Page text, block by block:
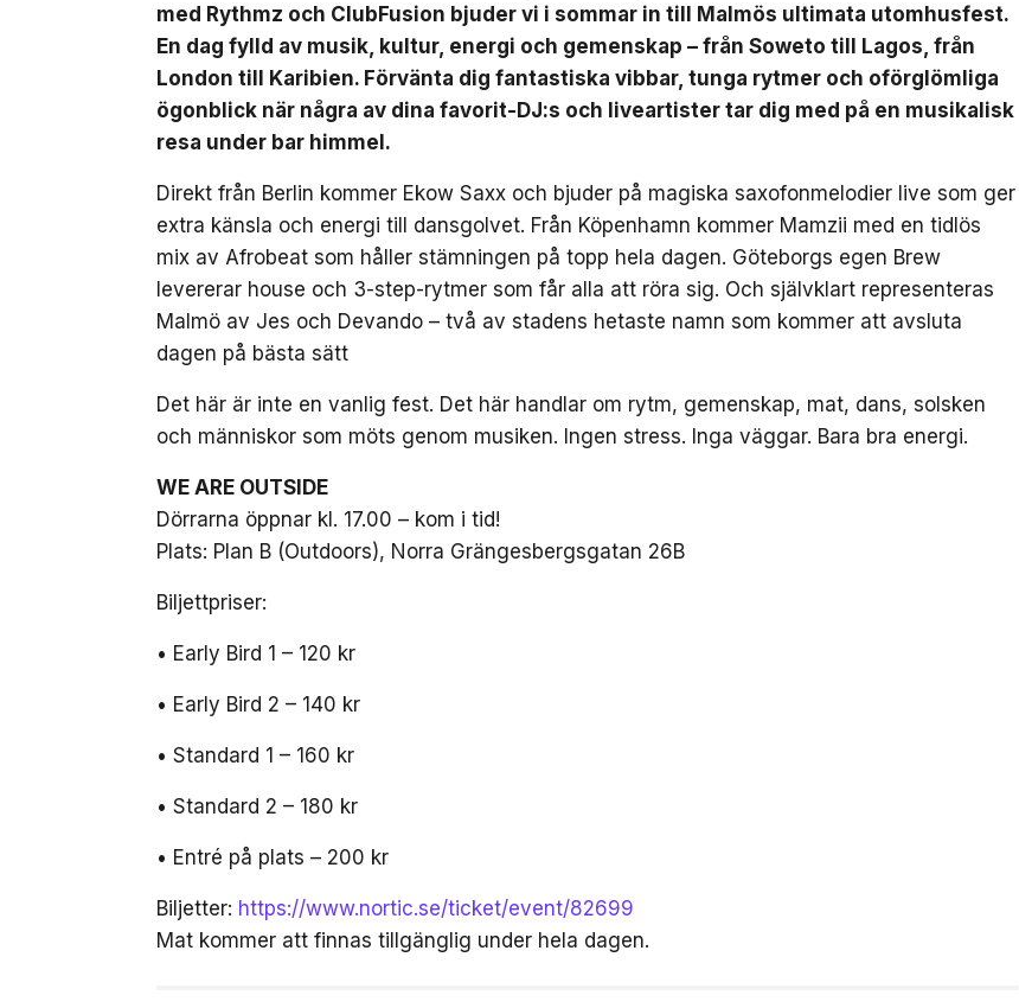
med Rythmz och ClubFusion bjuder vi i sommar in till Malmös ultimata utomhusfest.
En dag fylld av musik, kultur, energi och gemenskap – från Soweto till Lagos, från
London till Karibien. Förvänta dig fantastiska vibbar, tunga rytmer och oförglömliga
ögonblick när några av dina favorit-DJ:s och liveartister tar dig med på en musikalisk
resa under bar himmel.
Direkt från Berlin kommer Ekow Saxx och bjuder på magiska saxofonmelodier live som ger
extra känsla och energi till dansgolvet. Från Köpenhamn kommer Mamzii med en tidlös
mix av Afrobeat som håller stämningen på topp hela dagen. Göteborgs egen Brew
levererar house och 3-step-rytmer som får alla att röra sig. Och självklart representeras
Malmö av Jes och Devando – två av stadens hetaste namn som kommer att avsluta
dagen på bästa sätt
Det här är inte en vanlig fest. Det här handlar om rytm, gemenskap, mat, dans, solsken
och människor som möts genom musiken. Ingen stress. Inga väggar. Bara bra energi.
WE ARE OUTSIDE
Dörrarna öppnar kl. 17.00 – kom i tid!
Plats: Plan B (Outdoors), Norra Grängesbergsgatan 26B
Biljettpriser:
• Early Bird 1 – 120 kr
• Early Bird 2 – 140 kr
• Standard 1 – 160 kr
• Standard 2 – 180 kr
• Entré på plats – 200 kr
Biljetter: https://www.nortic.se/ticket/event/82699
Mat kommer att finnas tillgänglig under hela dagen.